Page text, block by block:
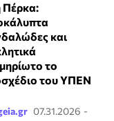
Πέρκα:
και
το
του ΥΠΕΝ
07.31.2026 -